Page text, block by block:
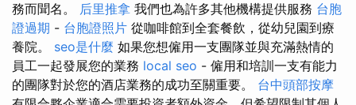
務而聞名。 后里推拿 我們也為許多其他機構提供服務 台胞
證過期 - 台胞證照片 從咖啡館到全套餐飲，從幼兒園到療
養院。 seo是什麼 如果您想僱用一支團隊並與充滿熱情的
員工一起發展您的業務 local seo - 僱用和培訓一支有能力
的團隊對於您的酒店業務的成功至關重要。 台中頭部按摩